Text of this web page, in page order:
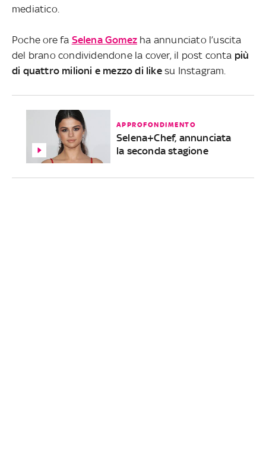
mediatico.
Poche ore fa Selena Gomez ha annunciato l’uscita
del brano condividendone la cover, il post conta più
di quattro milioni e mezzo di likesu Instagram.
APPROFONDIMENTO
Selena+Chef, annunciata
la seconda stagione